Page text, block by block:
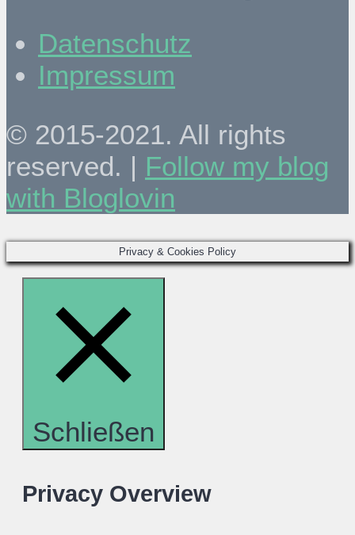
Datenschutz
Impressum
© 2015-2021. All rights
reserved. | Follow my blog
with Bloglovin
Privacy & Cookies Policy
Schließen
Privacy Overview